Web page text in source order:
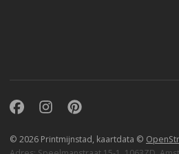
FacebookInstagramPinterest
© 2026 Printmijnstad, kaartdata ©